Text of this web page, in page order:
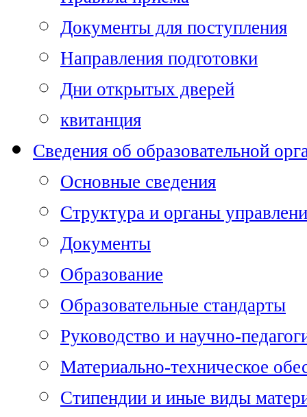
Документы для поступления
Направления подготовки
Дни открытых дверей
квитанция
Сведения об образовательной
Основные сведения
Структура и органы
Документы
Образование
Образовательные стандарты
Руководство и научно-
Материально-техническое
Стипендии и иные виды